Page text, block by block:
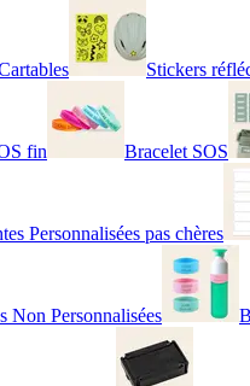
Stickers
fin Bracelet SOS
Personnalisées pas chères
Non Personnalisées